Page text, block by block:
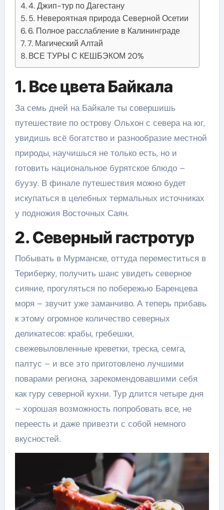
4. Джип-тур по Дагестану
5. Невероятная природа Северной Осетии
6. Полное расслабление в Калининграде
7. Магический Алтай
ВСЕ ТУРЫ С КЕШБЭКОМ 20%
1. Все цвета Байкала
За семь дней на Байкале ты совершишь
путешествие по острову Ольхон с севера на юг,
увидишь всё богатство и разнообразие местной
природы, научишься не только есть, но и
готовить национальное бурятское блюдо –
буузу. В финале путешествия можно будет
искупаться в целебных термальных источниках
у подножия Восточных Саян.
2. Северный гастротур
Побывать в Мурманске, оттуда переместиться в
Териберку, получить шанс увидеть северное
сияние, прогуляться по побережью Баренцева
моря – звучит уже заманчиво. А теперь прибавь
к этому огромное количество северных
деликатесов: крабы, гребешки,
свежевыловленные креветки, треска, семга,
палтус – и все это приготовлено лучшими
поварами региона, зарекомендовавшими себя
как гуру северной кухни. Тур длится четыре дня
– хорошая возможность попробовать все, не
переесть и даже привезти с собой немного
вкусностей.